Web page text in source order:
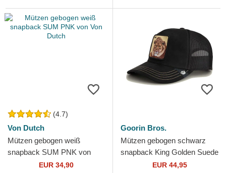
(4.7)
Von Dutch
Mützen gebogen weiß
snapback SUM PNK von
Von DutchEUR 34,90
Goorin Bros.
Mützen gebogen schwarz
snapback King Golden Suede
The Farm Goorin Bros.
EUR 44,95